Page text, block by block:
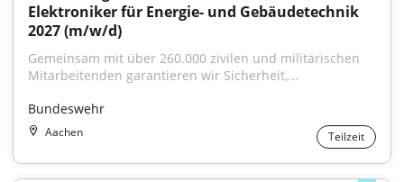
Elektroniker für Energie- und Gebäudetechnik
2027 (m/w/d)
Gemeinsam mit über 260.000 zivilen und militärischen
Mitarbeitenden garantieren wir Sicherheit,...
Bundeswehr
Aachen Teilzeit